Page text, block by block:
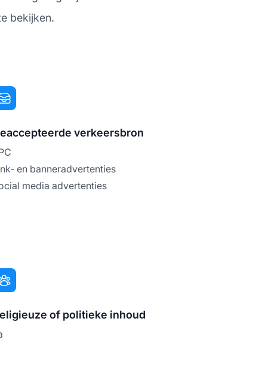
bekijken.
verkeersbron
en banneradvertenties
media advertenties
of politieke inhoud